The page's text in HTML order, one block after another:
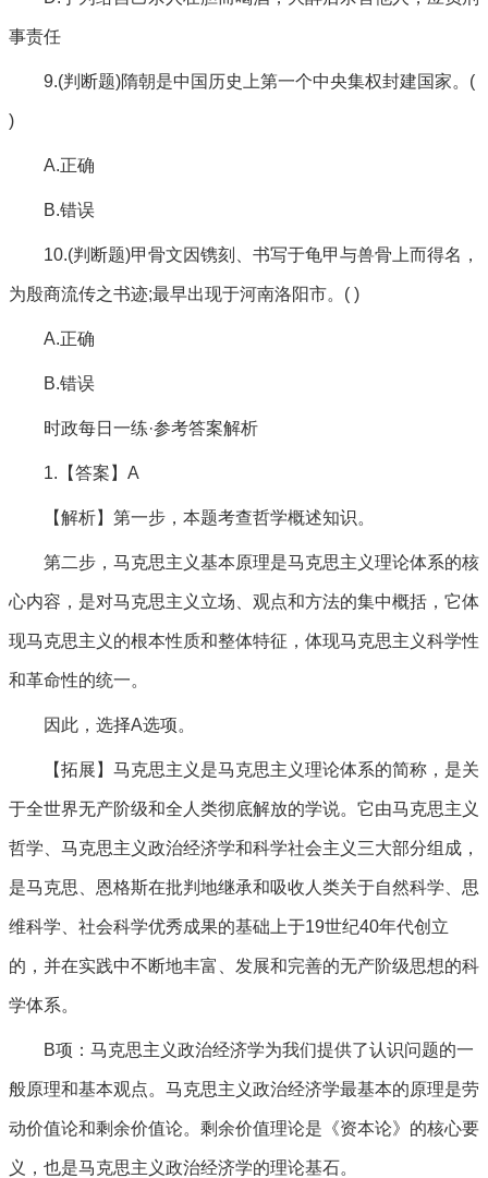
事责任
9.(判断题)隋朝是中国历史上第一个中央集权封建国家。(
)
A.正确
B.错误
10.(判断题)甲骨文因镌刻、书写于龟甲与兽骨上而得名，
为殷商流传之书迹;最早出现于河南洛阳市。( )
A.正确
B.错误
时政每日一练·参考答案解析
1.【答案】A
【解析】第一步，本题考查哲学概述知识。
第二步，马克思主义基本原理是马克思主义理论体系的核
心内容，是对马克思主义立场、观点和方法的集中概括，它体
现马克思主义的根本性质和整体特征，体现马克思主义科学性
和革命性的统一。
因此，选择A选项。
【拓展】马克思主义是马克思主义理论体系的简称，是关
于全世界无产阶级和全人类彻底解放的学说。它由马克思主义
哲学、马克思主义政治经济学和科学社会主义三大部分组成，
是马克思、恩格斯在批判地继承和吸收人类关于自然科学、思
维科学、社会科学优秀成果的基础上于19世纪40年代创立
的，并在实践中不断地丰富、发展和完善的无产阶级思想的科
学体系。
B项：马克思主义政治经济学为我们提供了认识问题的一
般原理和基本观点。马克思主义政治经济学最基本的原理是劳
动价值论和剩余价值论。剩余价值理论是《资本论》的核心要
义，也是马克思主义政治经济学的理论基石。